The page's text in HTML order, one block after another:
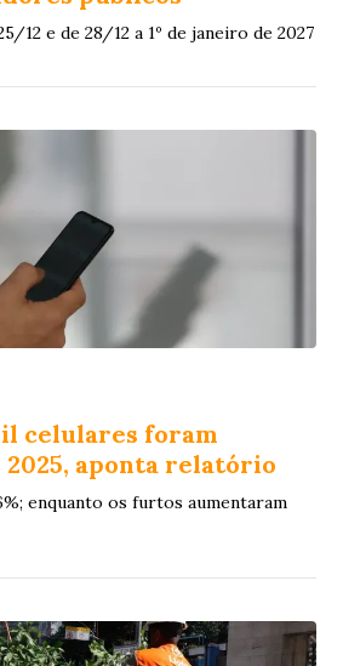
12 e de 28/12 a 1º de janeiro de 2027
celulares foram
aponta relatório
enquanto os furtos aumentaram